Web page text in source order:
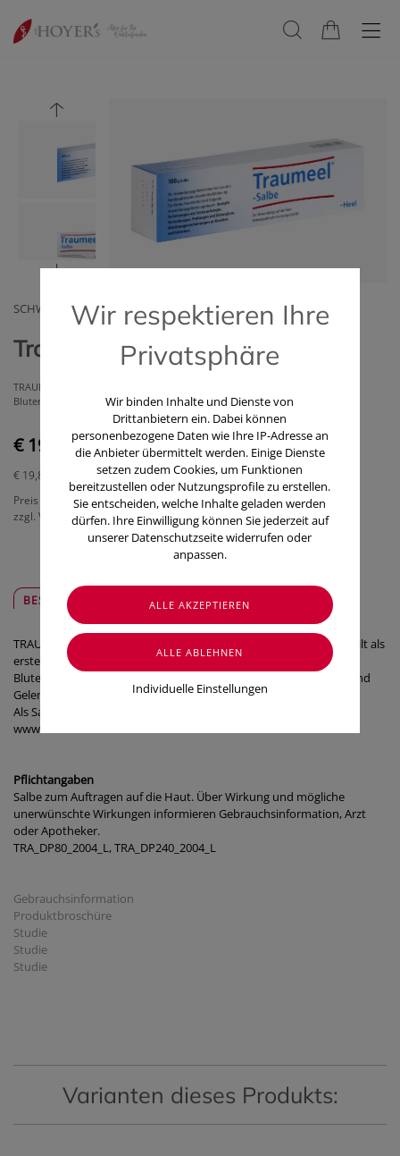
SCHWABE AUSTRIA GMBH
Traumeel®-Salbe (100 g)
TRAUMEEL® - die erste Wahl bei Verstauchung, Verrenkung, Prellung und
Bluterguss!
€ 19,85
€ 19,85
Preis inkl. MwSt.
zzgl. Versandkosten
BESCHREIBUNG SICHER & REGIONAL
TRAUMEEL® - die einzigartige, natürliche Wirkstoffkombination gilt als
erste Wahl bei Verstauchungen, Verrenkungen, Prellungen und
Blutergüssen sowie bei Abnützungserscheinungen an Knochen und
Gelenken.
Als Salbe, Gel, Tabletten und Tropfen!
www.traumeel.at
Pflichtangaben
Salbe zum Auftragen auf die Haut. Über Wirkung und mögliche
unerwünschte Wirkungen informieren Gebrauchsinformation, Arzt
oder Apotheker.
TRA_DP80_2004_L, TRA_DP240_2004_L
Gebrauchsinformation
Produktbroschüre
Studie
Studie
Studie
Varianten dieses Produkts:
Wir respektieren Ihre
Privatsphäre
Wir binden Inhalte und Dienste von
Drittanbietern ein. Dabei können
personenbezogene Daten wie Ihre IP-Adresse an
die Anbieter übermittelt werden. Einige Dienste
setzen zudem Cookies, um Funktionen
bereitzustellen oder Nutzungsprofile zu erstellen.
Sie entscheiden, welche Inhalte geladen werden
dürfen. Ihre Einwilligung können Sie jederzeit auf
unserer Datenschutzseite widerrufen oder
anpassen.
Individuelle Einstellungen